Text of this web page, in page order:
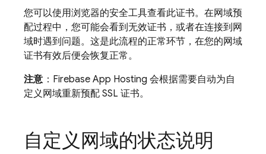
您可以使用浏览器的安全工具查看此证书。在网域预
配过程中，您可能会看到无效证书，或者在连接到网
域时遇到问题。这是此流程的正常环节，在您的网域
证书有效后便会恢复正常。
注意： Firebase App Hosting 会根据需要自动为自
定义网域重新预配 SSL 证书。
自定义网域的状态说明